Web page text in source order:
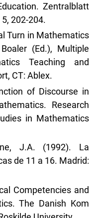
Zentralblatt
202-204.
Turn in Mathematics
(Ed.), Multiple
Teaching and
CT: Ablex.
of Discourse in
Research
in Mathematics
J.A. (1992). La
de 11 a 16. Madrid:
Competencies and
The Danish Kom